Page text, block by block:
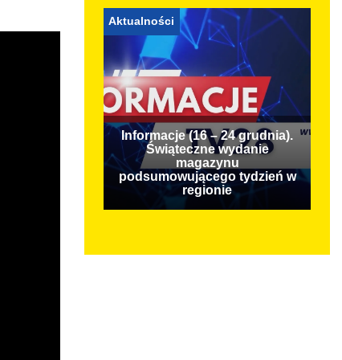
Aktualności
Informacje (16 – 24 grudnia).
Świąteczne wydanie
magazynu
podsumowującego tydzień w
regionie